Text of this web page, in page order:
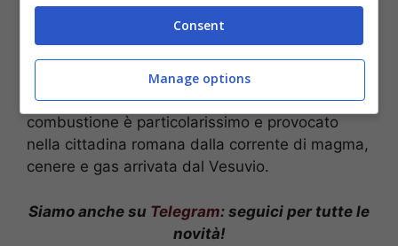
ritrovata nel luogo della scoperta – potrebbe
aver sfondato la testa dell’uomo al momento del
crollo.Le ossa sono di un colore rosso acceso
a causa dell’impronta lasciata dal sangue della
vittima, spiega l’archeologo. Questo processo di
combustione è particolarissimo e provocato
nella cittadina romana dalla corrente di magma,
cenere e gas arrivata dal Vesuvio.
Siamo anche su Telegram: seguici per tutte le
novità!
Consent
Manage options